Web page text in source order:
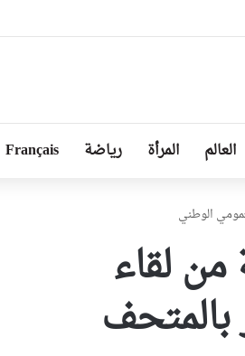
تام في وجهات النظر مع الرئيس تبون
العالم المرأة رياضة Français
الوطني
من لقاء